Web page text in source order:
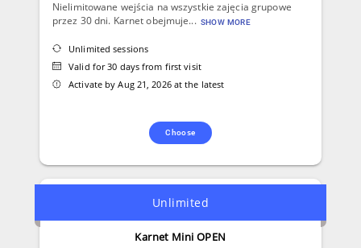
Nielimitowane wejścia na wszystkie zajęcia grupowe
przez 30 dni. Karnet obejmuje... SHOW MORE
Unlimited sessions
Valid for 30 days from first visit
Activate by Aug 21, 2026 at the latest
Choose
Unlimited
Karnet Mini OPEN